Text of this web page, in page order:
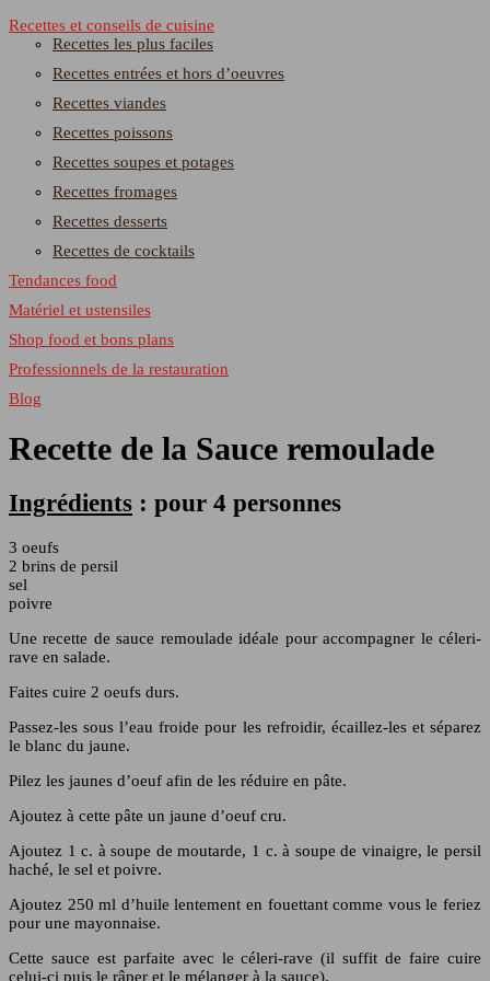
Recettes et conseils de cuisine
Recettes les plus faciles
Recettes entrées et hors d’oeuvres
Recettes viandes
Recettes poissons
Recettes soupes et potages
Recettes fromages
Recettes desserts
Recettes de cocktails
Tendances food
Matériel et ustensiles
Shop food et bons plans
Professionnels de la restauration
Blog
Recette de la Sauce remoulade
Ingrédients : pour 4 personnes
3 oeufs
2 brins de persil
sel
poivre
Une recette de sauce remoulade idéale pour accompagner le céleri-
rave en salade.
Faites cuire 2 oeufs durs.
Passez-les sous l’eau froide pour les refroidir, écaillez-les et séparez
le blanc du jaune.
Pilez les jaunes d’oeuf afin de les réduire en pâte.
Ajoutez à cette pâte un jaune d’oeuf cru.
Ajoutez 1 c. à soupe de moutarde, 1 c. à soupe de vinaigre, le persil
haché, le sel et poivre.
Ajoutez 250 ml d’huile lentement en fouettant comme vous le feriez
pour une mayonnaise.
Cette sauce est parfaite avec le céleri-rave (il suffit de faire cuire
celui-ci puis le râper et le mélanger à la sauce).